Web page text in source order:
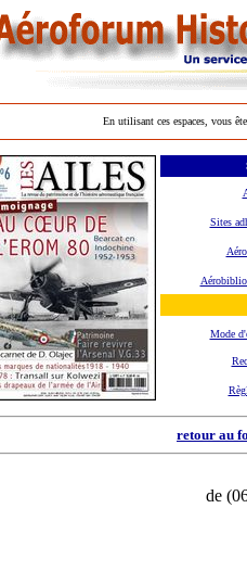
En utilisant ces espaces, vous
Sites
Mode
retour au
de